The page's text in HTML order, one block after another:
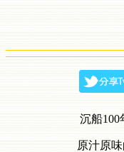
沉船100
原汁原味